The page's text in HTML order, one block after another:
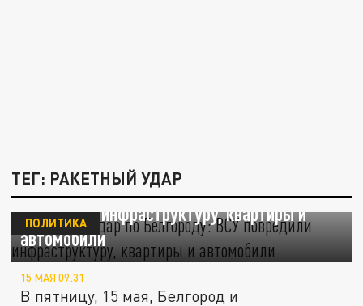
ТЕГ: РАКЕТНЫЙ УДАР
Ракетный удар по Белгороду: ВСУ
повредили инфраструктуру, квартиры и
автомобили
ПОЛИТИКА
15 МАЯ 09:31
В пятницу, 15 мая, Белгород и